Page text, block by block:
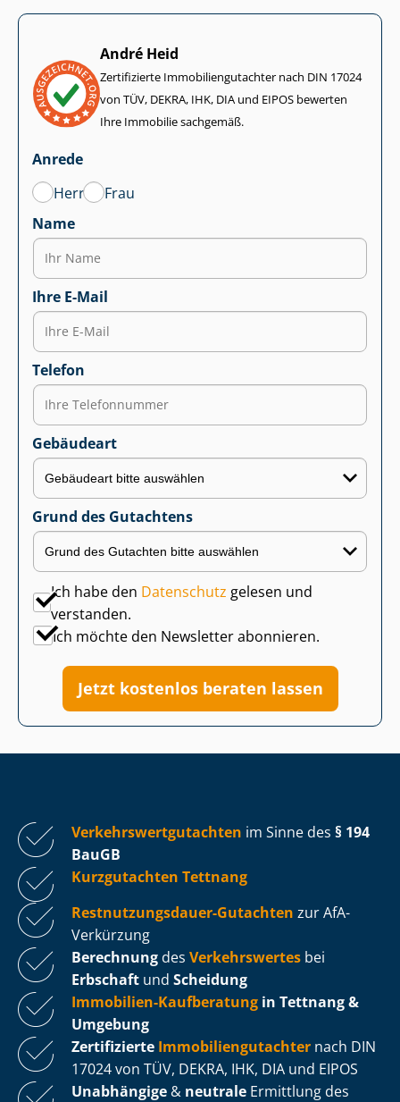
André Heid
Zertifizierte Im­mo­bi­li­en­gut­ach­ter nach DIN 17024
von TÜV, DEKRA, IHK, DIA und EIPOS bewerten
Ihre Immobilie sachgemäß.
Anrede
Herr
Frau
Name
Ihre E-Mail
Telefon
Gebäudeart
Grund des Gutachtens
Ich habe den Datenschutz gelesen und
verstanden.
Ich möchte den Newsletter abonnieren.
Jetzt kostenlos beraten lassen
Ver­kehrs­wert­gut­ach­ten im Sinne des § 194
BauGB
Kurzgutachten Tettnang
Rest­nut­zungs­dau­er-Gutachten zur AfA-
Verkürzung
Berechnung des Verkehrswertes bei
Erbschaft und Scheidung
Immobilien-Kaufberatung in Tettnang &
Umgebung
Zertifizierte Im­mo­bi­li­en­gut­ach­ter nach DIN
17024 von TÜV, DEKRA, IHK, DIA und EIPOS
Unabhängige & neutrale Ermittlung des